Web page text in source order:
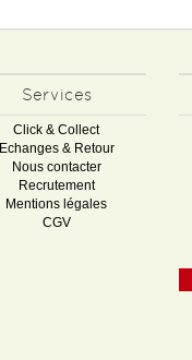
Services
Click & Collect
Echanges & Retour
Nous contacter
Recrutement
Mentions légales
CGV